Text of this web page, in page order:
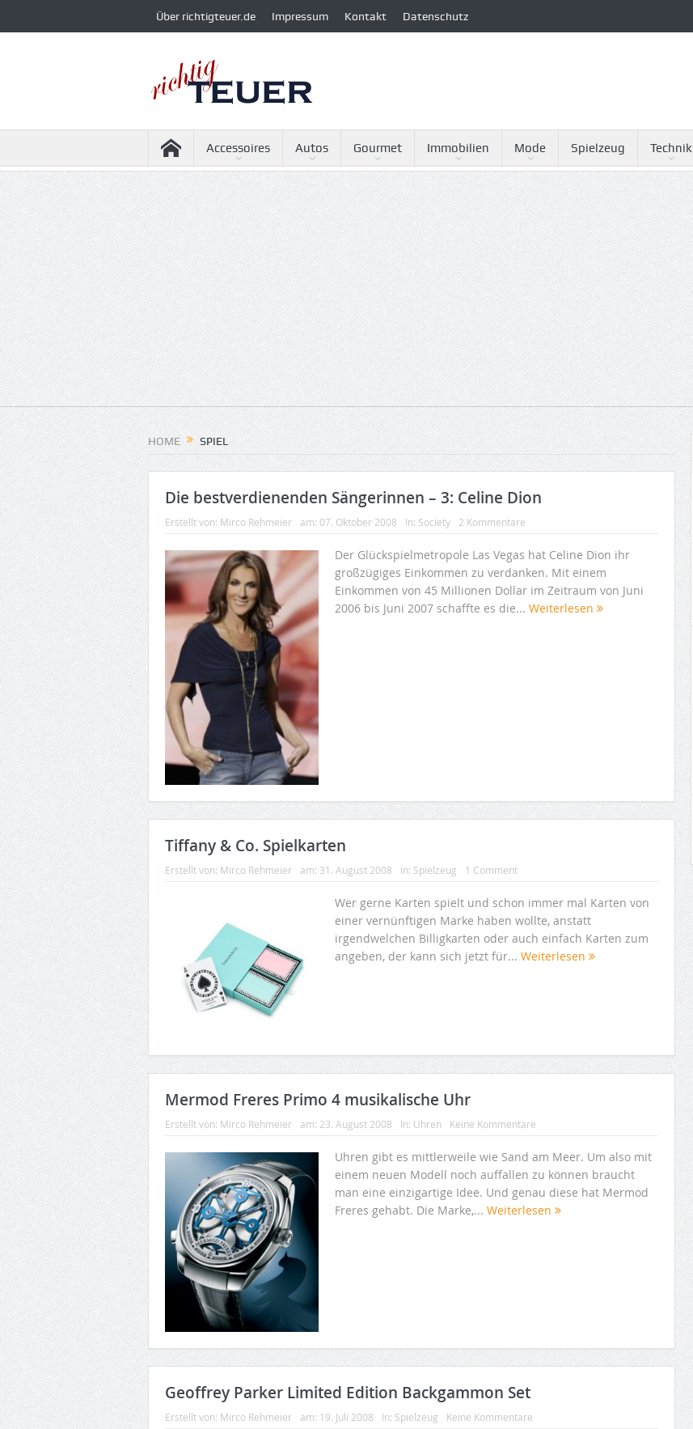
Über richtigteuer.de Impressum Kontakt Datenschutz
Accessoires Autos Gourmet Immobilien Mode Spielzeug Technik
HOME SPIEL
Die bestverdienenden Sängerinnen – 3: Celine Dion
Erstellt von: Mirco Rehmeier am: 07. Oktober 2008 In: Society 2 Kommentare
Der Glückspielmetropole Las Vegas hat Celine Dion ihr
großzügiges Einkommen zu verdanken. Mit einem
Einkommen von 45 Millionen Dollar im Zeitraum von Juni
2006 bis Juni 2007 schaffte es die... Weiterlesen
Tiffany & Co. Spielkarten
Erstellt von: Mirco Rehmeier am: 31. August 2008 In: Spielzeug 1 Comment
Wer gerne Karten spielt und schon immer mal Karten von
einer vernünftigen Marke haben wollte, anstatt
irgendwelchen Billigkarten oder auch einfach Karten zum
angeben, der kann sich jetzt für... Weiterlesen
Mermod Freres Primo 4 musikalische Uhr
Erstellt von: Mirco Rehmeier am: 23. August 2008 In: Uhren Keine Kommentare
Uhren gibt es mittlerweile wie Sand am Meer. Um also mit
einem neuen Modell noch auffallen zu können braucht
man eine einzigartige Idee. Und genau diese hat Mermod
Freres gehabt. Die Marke,... Weiterlesen
Geoffrey Parker Limited Edition Backgammon Set
Erstellt von: Mirco Rehmeier am: 19. Juli 2008 In: Spielzeug Keine Kommentare